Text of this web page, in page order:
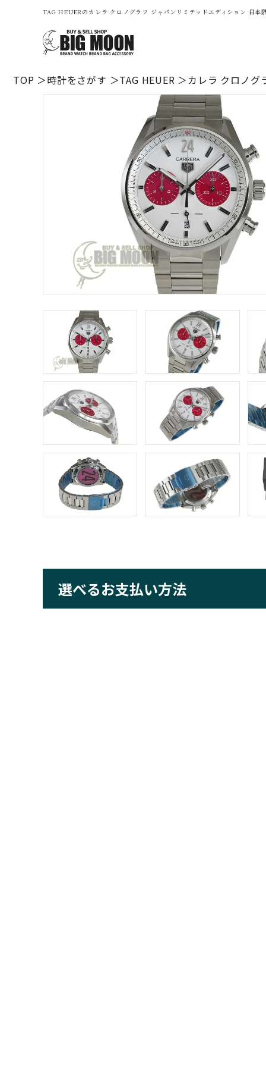
TAG HEUERのカレラ クロノグラフ ジャパンリミテッドエディション 日
TOP 時計をさがす TAG HEUER カレラ クロノ
選べるお支払い方法